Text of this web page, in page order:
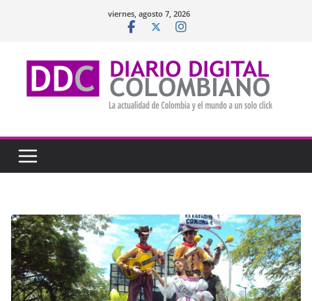
viernes, agosto 7, 2026